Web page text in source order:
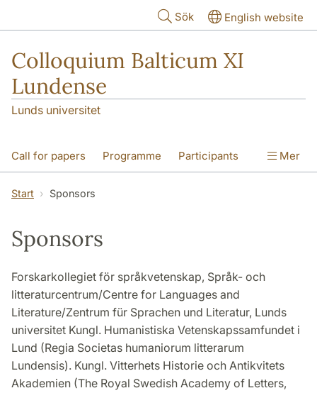
Sök English website
Colloquium Balticum XI
Lundense
Lunds universitet
Call for papers Programme Participants
Photos
Mer
Start Sponsors
Sponsors
Forskarkollegiet för språkvetenskap, Språk- och
litteraturcentrum/Centre for Languages and
Literature/Zentrum für Sprachen und Literatur, Lunds
universitet Kungl. Humanistiska Vetenskapssamfundet i
Lund (Regia Societas humaniorum litterarum
Lundensis). Kungl. Vitterhets Historie och Antikvitets
Akademien (The Royal Swedish Academy of Letters,